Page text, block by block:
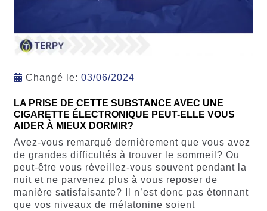
Changé le: 03/06/2024
LA PRISE DE CETTE SUBSTANCE AVEC UNE
CIGARETTE ÉLECTRONIQUE PEUT-ELLE VOUS
AIDER À MIEUX DORMIR?
Avez-vous remarqué dernièrement que vous avez
de grandes difficultés à trouver le sommeil? Ou
peut-être vous réveillez-vous souvent pendant la
nuit et ne parvenez plus à vous reposer de
manière satisfaisante? Il n’est donc pas étonnant
que vos niveaux de mélatonine soient